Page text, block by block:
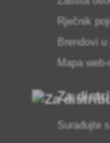
Rječnik
Brendovi u
Mapa
Za
Surađujte s